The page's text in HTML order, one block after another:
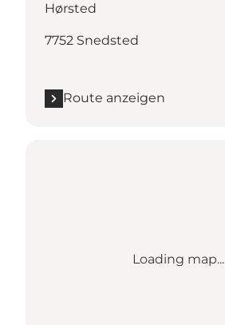
Hørsted
7752 Snedsted
Route anzeigen
Loading map...